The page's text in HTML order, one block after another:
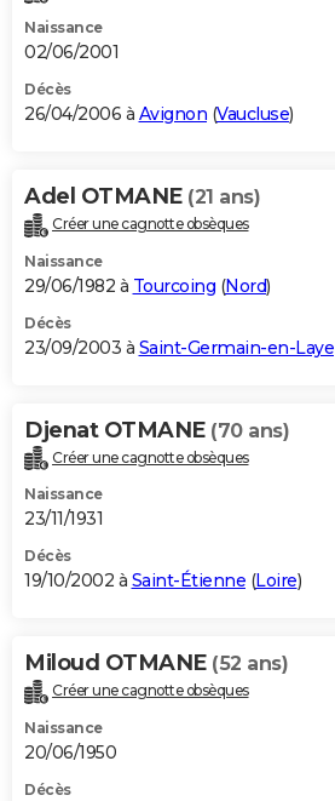
Naissance
02/06/2001
Décès
26/04/2006 à Avignon (Vaucluse)
Adel OTMANE (21 ans)
Créer une cagnotte obsèques
Naissance
29/06/1982 à Tourcoing (Nord)
Décès
23/09/2003 à Saint-Germain-en-Laye
Djenat OTMANE (70 ans)
Créer une cagnotte obsèques
Naissance
23/11/1931
Décès
19/10/2002 à Saint-Étienne (Loire)
Miloud OTMANE (52 ans)
Créer une cagnotte obsèques
Naissance
20/06/1950
Décès